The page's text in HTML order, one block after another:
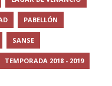
PABELLÓN
SANSE
TEMPORADA 2018 - 2019